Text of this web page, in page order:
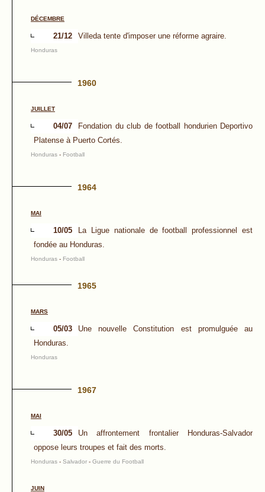
DÉCEMBRE
21/12 Villeda tente d'imposer une réforme agraire.
Honduras
1960
JUILLET
04/07
Fondation du club de football hondurien Deportivo
Platense à Puerto Cortés.
Honduras - Football
1964
MAI
10/05
La Ligue nationale de football professionnel est
fondée au Honduras.
Honduras - Football
1965
MARS
05/03
Une nouvelle Constitution est promulguée au
Honduras.
Honduras
1967
MAI
30/05
Un affrontement frontalier Honduras-Salvador
oppose leurs troupes et fait des morts.
Honduras - Salvador - Guerre du Football
JUIN